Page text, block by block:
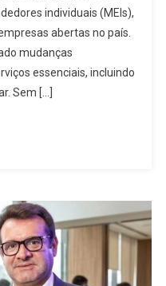
individuais (MEIs),
abertas no país.
mudanças
essenciais, incluindo
Sem […]